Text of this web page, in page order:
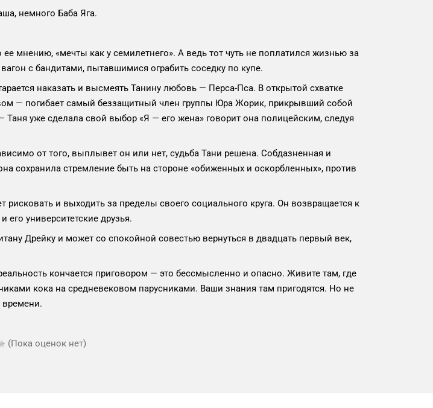
немного Баба Яга.
мнению, «мечты как у семилетнего». А ведь тот чуть не поплатился жизнью за
с бандитами, пытавшимися ограбить соседку по купе.
наказать и высмеять Танину любовь — Перса-Пса. В открытой схватке
— погибает самый беззащитный член группы Юра Жорик, прикрывший собой
уже сделала свой выбор «Я — его жена» говорит она полицейским, следуя
от того, выплывет он или нет, судьба Тани решена. Собдазненная и
сохранила стремление быть на стороне «обиженных и оскорбленных», против
и выходить за пределы своего социального круга. Он возвращается к
университетские друзья.
Дрейку и может со спокойной совестью вернуться в двадцать первый век,
кончается приговором — это бессмысленно и опасно. Живите там, где
кока на средневековом парусниками. Ваши знания там пригодятся. Но не
времени.
(Пока оценок нет)